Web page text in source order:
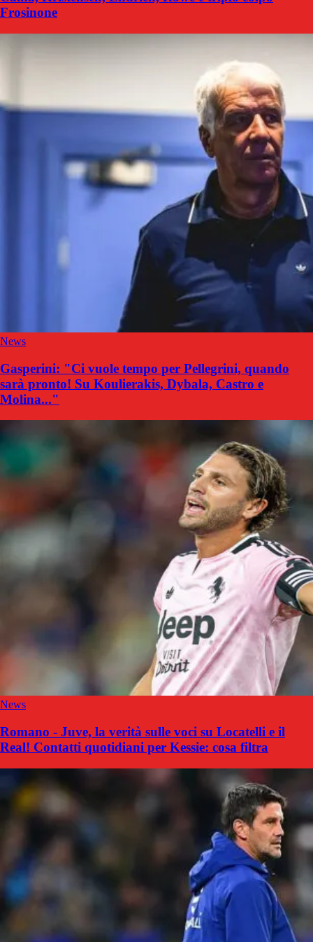
Frosinone
News
Gasperini: "Ci vuole tempo per Pellegrini, quando
sarà pronto! Su Koulierakis, Dybala, Castro e
Molina..."
News
Romano - Juve, la verità sulle voci su Locatelli e il
Real! Contatti quotidiani per Kessie: cosa filtra